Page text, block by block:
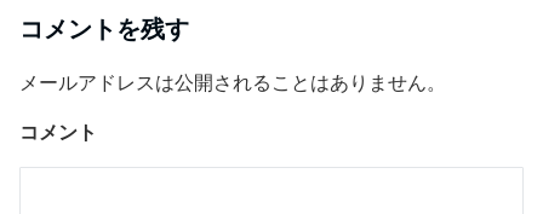
コメントを残す
メールアドレスは公開されることはありません。
コメント